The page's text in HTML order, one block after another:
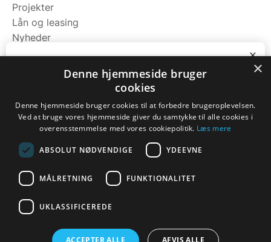
Projekter
Lån og leasing
Nyheder
Fagområder
Maskiner
Koge/varme/stege
Bageri
Opbevaring
Opvask
x
Bliv ringet op
Ring til os på tlf. 7174 9111 eller notér dit
nummer nedenfor, så kontakter vi dig.
*
Telefon *
×
Denne hjemmeside bruger
cookies
Denne hjemmeside bruger cookies til at forbedre brugeroplevelsen.
Ved at bruge vores hjemmeside giver du samtykke til alle cookies i
overensstemmelse med vores cookiepolitik. Læs mere
ABSOLUT NØDVENDIGE YDEEVNE
MÅLRETNING FUNKTIONALITET
UKLASSIFICEREDE
ACCEPTER ALLE AFVIS ALLE